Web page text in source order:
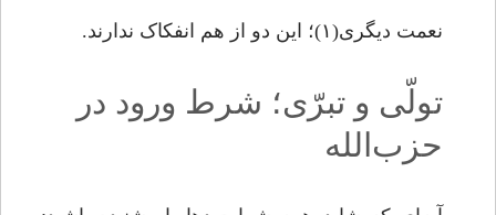
نعمت دیگرى(۱)؛ این دو از هم انفکاک ندارند.
تولّی و تبرّی؛ شرط ورود در
حزب‌الله